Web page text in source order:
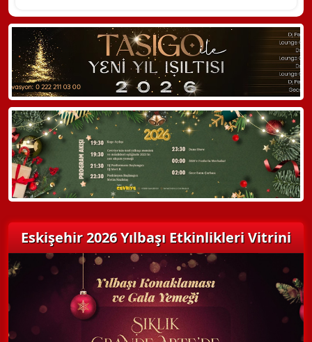
Eskişehir 2026 Yılbaşı Etkinlikleri Vitrini